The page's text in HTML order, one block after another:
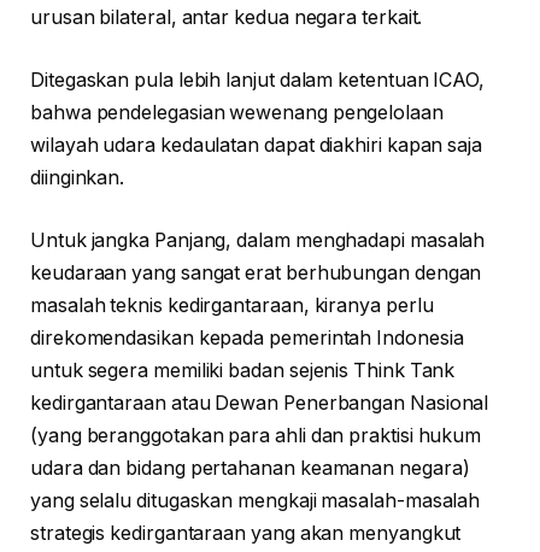
urusan bilateral, antar kedua negara terkait.
Ditegaskan pula lebih lanjut dalam ketentuan ICAO,
bahwa pendelegasian wewenang pengelolaan
wilayah udara kedaulatan dapat diakhiri kapan saja
diinginkan.
Untuk jangka Panjang, dalam menghadapi masalah
keudaraan yang sangat erat berhubungan dengan
masalah teknis kedirgantaraan, kiranya perlu
direkomendasikan kepada pemerintah Indonesia
untuk segera memiliki badan sejenis Think Tank
kedirgantaraan atau Dewan Penerbangan Nasional
(yang beranggotakan para ahli dan praktisi hukum
udara dan bidang pertahanan keamanan negara)
yang selalu ditugaskan mengkaji masalah-masalah
strategis kedirgantaraan yang akan menyangkut